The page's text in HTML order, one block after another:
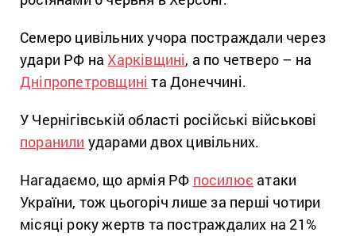
Семеро цивільних учора постраждали через
удари РФ наХарківщині, а по четверо – на
Дніпропетровщині та Донеччині.
У Чернігівській області російські військові
поранили ударами двох цивільних.
Нагадаємо, що армія РФ посилює атаки
України, тож цьогоріч лише за перші чотири
місяці року жертв та постраждалих на 21%